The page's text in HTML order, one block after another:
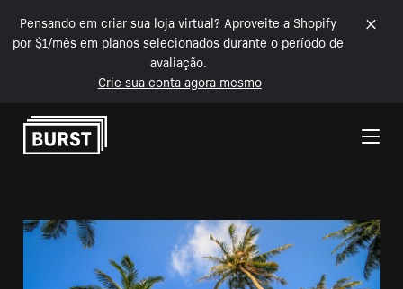
Pensando em criar sua loja virtual? Aproveite a Shopify
por $1/mês em planos selecionados durante o período de
avaliação.
Crie sua conta agora mesmo
Pular para o conteúdo